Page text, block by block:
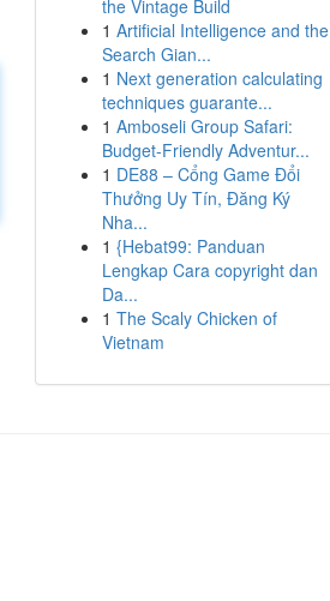
the Vintage Build
1 Artificial Intelligence and the
Search Gian...
1 Next generation calculating
techniques guarante...
1 Amboseli Group Safari:
Budget-Friendly Adventur...
1 DE88 – Cổng Game Đổi
Thưởng Uy Tín, Đăng Ký
Nha...
1 {Hebat99: Panduan
Lengkap Cara copyright dan
Da...
1 The Scaly Chicken of
Vietnam